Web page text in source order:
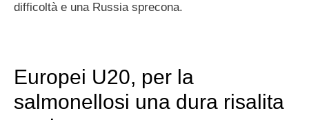
difficoltà e una Russia sprecona.
Europei U20, per la
salmonellosi una dura risalita